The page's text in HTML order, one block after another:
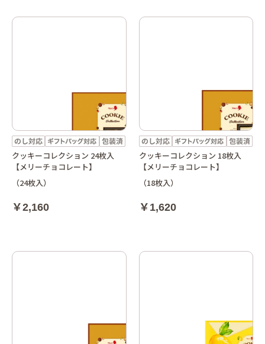
クッキーコレクション 24枚入
【メリーチョコレート】
（24枚入）
￥2,160
クッキーコレクション 18枚入
【メリーチョコレート】
（18枚入）
￥1,620